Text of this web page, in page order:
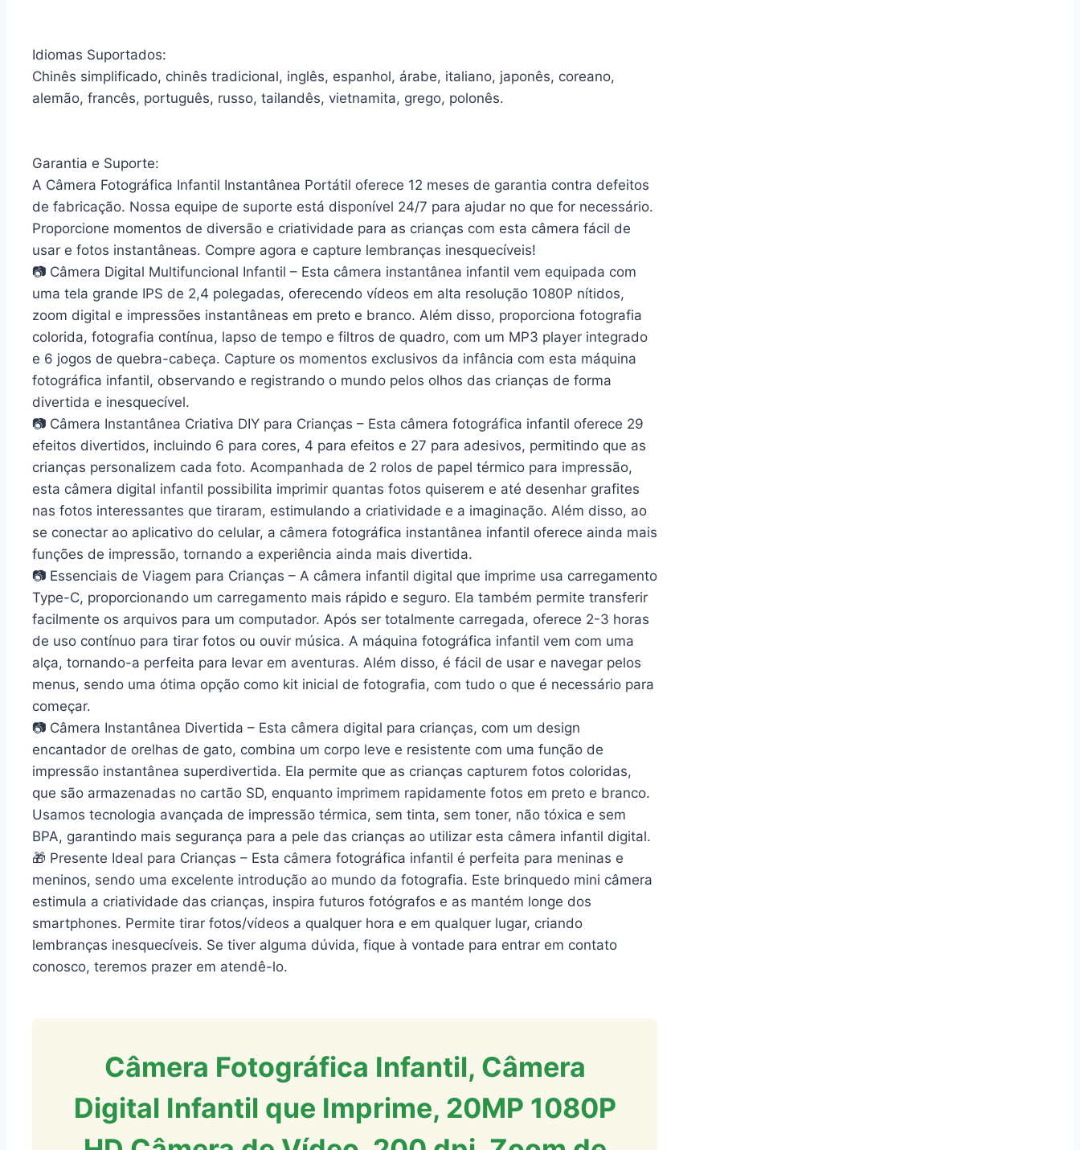
Idiomas Suportados:
Chinês simplificado, chinês tradicional, inglês, espanhol, árabe, italiano, japonês, coreano,
alemão, francês, português, russo, tailandês, vietnamita, grego, polonês.
Garantia e Suporte:
A Câmera Fotográfica Infantil Instantânea Portátil oferece 12 meses de garantia contra defeitos
de fabricação. Nossa equipe de suporte está disponível 24/7 para ajudar no que for necessário.
Proporcione momentos de diversão e criatividade para as crianças com esta câmera fácil de
usar e fotos instantâneas. Compre agora e capture lembranças inesquecíveis!
📷 Câmera Digital Multifuncional Infantil – Esta câmera instantânea infantil vem equipada com
uma tela grande IPS de 2,4 polegadas, oferecendo vídeos em alta resolução 1080P nítidos,
zoom digital e impressões instantâneas em preto e branco. Além disso, proporciona fotografia
colorida, fotografia contínua, lapso de tempo e filtros de quadro, com um MP3 player integrado
e 6 jogos de quebra-cabeça. Capture os momentos exclusivos da infância com esta máquina
fotográfica infantil, observando e registrando o mundo pelos olhos das crianças de forma
divertida e inesquecível.
📷 Câmera Instantânea Criativa DIY para Crianças – Esta câmera fotográfica infantil oferece 29
efeitos divertidos, incluindo 6 para cores, 4 para efeitos e 27 para adesivos, permitindo que as
crianças personalizem cada foto. Acompanhada de 2 rolos de papel térmico para impressão,
esta câmera digital infantil possibilita imprimir quantas fotos quiserem e até desenhar grafites
nas fotos interessantes que tiraram, estimulando a criatividade e a imaginação. Além disso, ao
se conectar ao aplicativo do celular, a câmera fotográfica instantânea infantil oferece ainda mais
funções de impressão, tornando a experiência ainda mais divertida.
📷 Essenciais de Viagem para Crianças – A câmera infantil digital que imprime usa carregamento
Type-C, proporcionando um carregamento mais rápido e seguro. Ela também permite transferir
facilmente os arquivos para um computador. Após ser totalmente carregada, oferece 2-3 horas
de uso contínuo para tirar fotos ou ouvir música. A máquina fotográfica infantil vem com uma
alça, tornando-a perfeita para levar em aventuras. Além disso, é fácil de usar e navegar pelos
menus, sendo uma ótima opção como kit inicial de fotografia, com tudo o que é necessário para
começar.
📷 Câmera Instantânea Divertida – Esta câmera digital para crianças, com um design
encantador de orelhas de gato, combina um corpo leve e resistente com uma função de
impressão instantânea superdivertida. Ela permite que as crianças capturem fotos coloridas,
que são armazenadas no cartão SD, enquanto imprimem rapidamente fotos em preto e branco.
Usamos tecnologia avançada de impressão térmica, sem tinta, sem toner, não tóxica e sem
BPA, garantindo mais segurança para a pele das crianças ao utilizar esta câmera infantil digital.
🎁 Presente Ideal para Crianças – Esta câmera fotográfica infantil é perfeita para meninas e
meninos, sendo uma excelente introdução ao mundo da fotografia. Este brinquedo mini câmera
estimula a criatividade das crianças, inspira futuros fotógrafos e as mantém longe dos
smartphones. Permite tirar fotos/vídeos a qualquer hora e em qualquer lugar, criando
lembranças inesquecíveis. Se tiver alguma dúvida, fique à vontade para entrar em contato
conosco, teremos prazer em atendê-lo.
Câmera Fotográfica Infantil, Câmera
Digital Infantil que Imprime, 20MP 1080P